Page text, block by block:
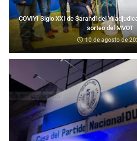
COVIYI Siglo XXI de Sarandí del Yí
sorteo del MVOT
10 de agosto de